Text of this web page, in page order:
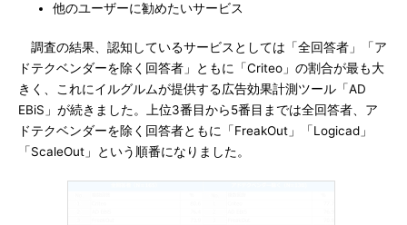
他のユーザーに勧めたいサービス
調査の結果、認知しているサービスとしては「全回答者」「ア
ドテクベンダーを除く回答者」ともに「Criteo」の割合が最も大
きく、これにイルグルムが提供する広告効果計測ツール「AD
EBiS」が続きました。上位3番目から5番目までは全回答者、ア
ドテクベンダーを除く回答者ともに「FreakOut」「Logicad」
「ScaleOut」という順番になりました。